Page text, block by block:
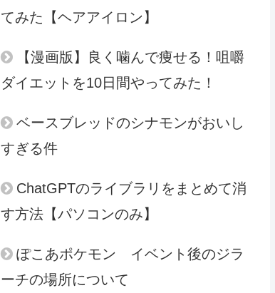
てみた【ヘアアイロン】
【漫画版】良く噛んで痩せる！咀嚼
ダイエットを10日間やってみた！
ベースブレッドのシナモンがおいし
すぎる件
ChatGPTのライブラリをまとめて消
す方法【パソコンのみ】
ぽこあポケモン イベント後のジラ
ーチの場所について